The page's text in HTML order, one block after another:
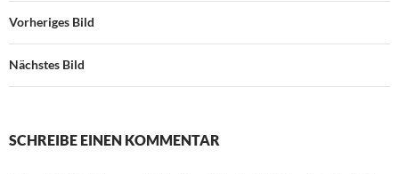
Vorheriges Bild
Nächstes Bild
SCHREIBE EINEN KOMMENTAR